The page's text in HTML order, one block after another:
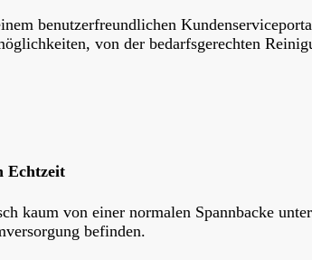
benutzerfreundlichen
von der bedarfsgerechten
Echtzeit
kaum von einer normalen Spannbacke
befinden.